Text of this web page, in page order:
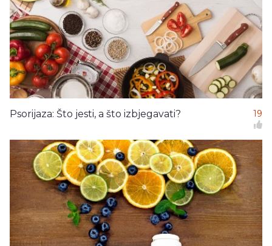
Psorijaza: Što jesti, a što izbjegavati? 19